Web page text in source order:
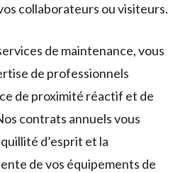
collaborateurs ou visiteurs.
de maintenance, vous
de professionnels
de proximité réactif et de
contrats annuels vous
d’esprit et la
de vos équipements de